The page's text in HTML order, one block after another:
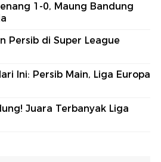
1-0, Maung Bandung
Persib di Super League
Ini: Persib Main, Liga Europa
Juara Terbanyak Liga